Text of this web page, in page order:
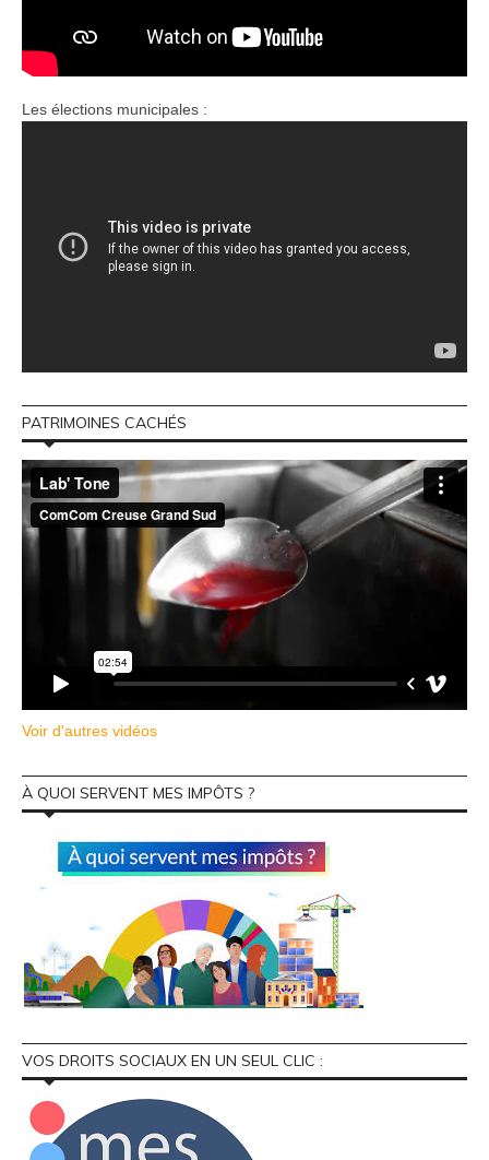
Les élections municipales :
PATRIMOINES CACHÉS
Voir d'autres vidéos
À QUOI SERVENT MES IMPÔTS ?
VOS DROITS SOCIAUX EN UN SEUL CLIC :